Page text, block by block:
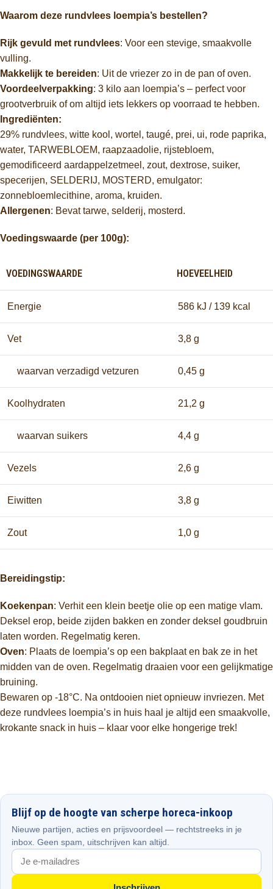
Waarom deze rundvlees loempia’s bestellen?
Rijk gevuld met rundvlees: Voor een stevige, smaakvolle
vulling.
Makkelijk te bereiden: Uit de vriezer zo in de pan of oven.
Voordeelverpakking: 3 kilo aan loempia’s – perfect voor
grootverbruik of om altijd iets lekkers op voorraad te hebben.
Ingrediënten:
29% rundvlees, witte kool, wortel, taugé, prei, ui, rode paprika,
water, TARWEBLOEM, raapzaadolie, rijstebloem,
gemodificeerd aardappelzetmeel, zout, dextrose, suiker,
specerijen, SELDERIJ, MOSTERD, emulgator:
zonnebloemlecithine, aroma, kruiden.
Allergenen: Bevat tarwe, selderij, mosterd.
Voedingswaarde (per 100g):
VOEDINGSWAARDE HOEVEELHEID
Energie 586 kJ / 139 kcal
Vet 3,8 g
waarvan verzadigd vetzuren 0,45 g
Koolhydraten 21,2 g
waarvan suikers 4,4 g
Vezels 2,6 g
Eiwitten 3,8 g
Zout 1,0 g
Bereidingstip:
Koekenpan: Verhit een klein beetje olie op een matige vlam.
Deksel erop, beide zijden bakken en zonder deksel goudbruin
laten worden. Regelmatig keren.
Oven: Plaats de loempia’s op een bakplaat en bak ze in het
midden van de oven. Regelmatig draaien voor een gelijkmatige
bruining.
Bewaren op -18°C. Na ontdooien niet opnieuw invriezen. Met
deze rundvlees loempia’s in huis haal je altijd een smaakvolle,
krokante snack in huis – klaar voor elke hongerige trek!
Blijf op de hoogte van scherpe horeca-inkoop
Nieuwe partijen, acties en prijsvoordeel — rechtstreeks in je
inbox. Geen spam, uitschrijven kan altijd.